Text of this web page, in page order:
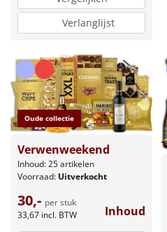
Verlanglijst
Oude collectie
Verwenweekend
Inhoud: 25 artikelen
Voorraad: Uitverkocht
30,- per stuk
33,67 incl. BTW Inhoud